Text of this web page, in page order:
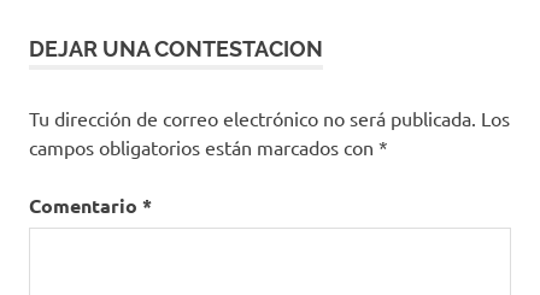
DEJAR UNA CONTESTACION
Tu dirección de correo electrónico no será publicada. Los
campos obligatorios están marcados con *
Comentario *